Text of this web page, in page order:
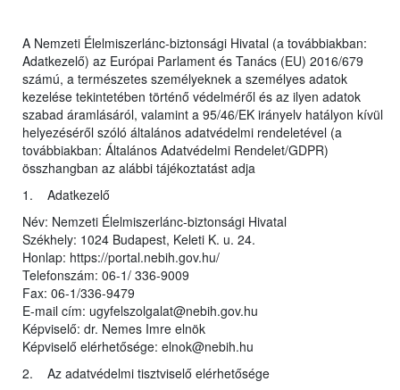
A Nemzeti Élelmiszerlánc-biztonsági Hivatal (a továbbiakban:
Adatkezelő) az Európai Parlament és Tanács (EU) 2016/679
számú, a természetes személyeknek a személyes adatok
kezelése tekintetében történő védelméről és az ilyen adatok
szabad áramlásáról, valamint a 95/46/EK irányelv hatályon kívül
helyezéséről szóló általános adatvédelmi rendeletével (a
továbbiakban: Általános Adatvédelmi Rendelet/GDPR)
összhangban az alábbi tájékoztatást adja
1. Adatkezelő
Név: Nemzeti Élelmiszerlánc-biztonsági Hivatal
Székhely: 1024 Budapest, Keleti K. u. 24.
Honlap: https://portal.nebih.gov.hu/
Telefonszám: 06-1/ 336-9009
Fax: 06-1/336-9479
E-mail cím: ugyfelszolgalat@nebih.gov.hu
Képviselő: dr. Nemes Imre elnök
Képviselő elérhetősége: elnok@nebih.hu
2. Az adatvédelmi tisztviselő elérhetősége